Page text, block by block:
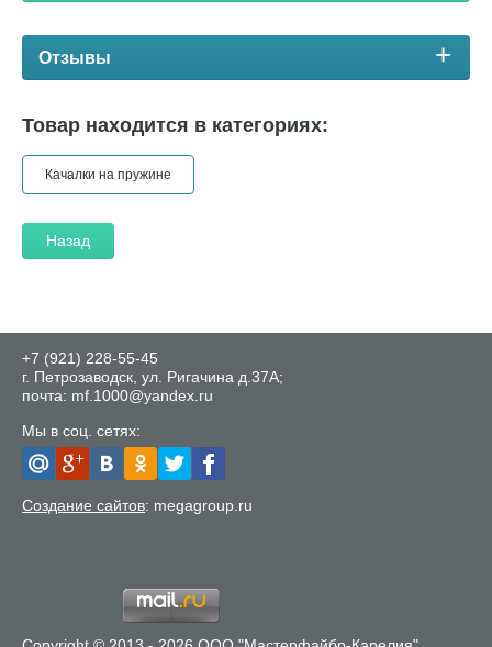
Отзывы
Товар находится в категориях:
Качалки на пружине
Назад
+7 (921) 228-55-45
г. Петрозаводск, ул. Ригачина д.37А;
почта: mf.1000@yandex.ru
Мы в соц. сетях:
Создание сайтов: megagroup.ru